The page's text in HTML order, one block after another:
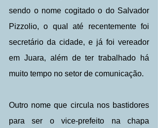
sendo o nome cogitado o do Salvador
Pizzolio, o qual até recentemente foi
secretário da cidade, e já foi vereador
em Juara, além de ter trabalhado há
muito tempo no setor de comunicação.
Outro nome que circula nos bastidores
para ser o vice-prefeito na chapa